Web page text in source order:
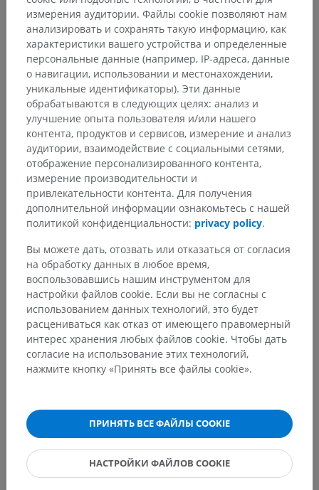
Анатомия человека 2
Анатомия человека 1
измерения аудитории. Файлы cookie позволяют нам
анализировать и сохранять такую информацию, как
характеристики вашего устройства и определенные
персональные данные (например, IP-адреса, данные
о навигации, использовании и местонахождении,
уникальные идентификаторы). Эти данные
обрабатываются в следующих целях: анализ и
улучшение опыта пользователя и/или нашего
контента, продуктов и сервисов, измерение и анализ
аудитории, взаимодействие с социальными сетями,
отображение персонализированного контента,
измерение производительности и
привлекательности контента. Для получения
дополнительной информации ознакомьтесь с нашей
политикой конфиденциальности: privacy policy.
Вы можете дать, отозвать или отказаться от согласия
на обработку данных в любое время,
воспользовавшись нашим инструментом для
настройки файлов cookie. Если вы не согласны с
использованием данных технологий, это будет
расцениваться как отказ от имеющего правомерный
интерес хранения любых файлов cookie. Чтобы дать
согласие на использование этих технологий,
нажмите кнопку «Принять все файлы cookie».
ПРИНЯТЬ ВСЕ ФАЙЛЫ COOKIE
НАСТРОЙКИ ФАЙЛОВ COOKIE